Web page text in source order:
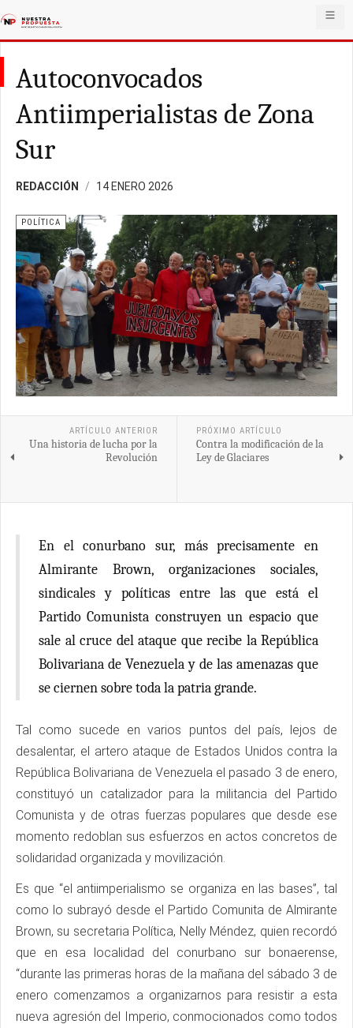
Autoconvocados
Antiimperialistas de Zona
Sur
REDACCIÓN 14 ENERO 2026
POLÍTICA
ARTÍCULO ANTERIOR
Una historia de lucha por la
Revolución
PRÓXIMO ARTÍCULO
Contra la modificación de la
Ley de Glaciares
En el conurbano sur, más precisamente en
Almirante Brown, organizaciones sociales,
sindicales y políticas entre las que está el
Partido Comunista construyen un espacio que
sale al cruce del ataque que recibe la República
Bolivariana de Venezuela y de las amenazas que
se ciernen sobre toda la patria grande.
Tal como sucede en varios puntos del país, lejos de
desalentar, el artero ataque de Estados Unidos contra la
República Bolivariana de Venezuela el pasado 3 de enero,
constituyó un catalizador para la militancia del Partido
Comunista y de otras fuerzas populares que desde ese
momento redoblan sus esfuerzos en actos concretos de
solidaridad organizada y movilización.
Es que “el antiimperialismo se organiza en las bases”, tal
como lo subrayó desde el Partido Comunita de Almirante
Brown, su secretaria Política, Nelly Méndez, quien recordó
que en esa localidad del conurbano sur bonaerense,
“durante las primeras horas de la mañana del sábado 3 de
enero comenzamos a organizarnos para resistir a esta
nueva agresión del Imperio, conmocionados como todos